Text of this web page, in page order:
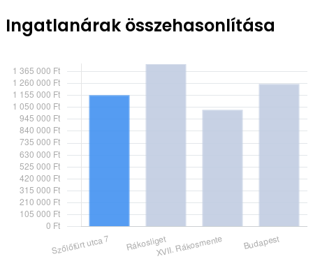
Ingatlanárak összehasonlítása